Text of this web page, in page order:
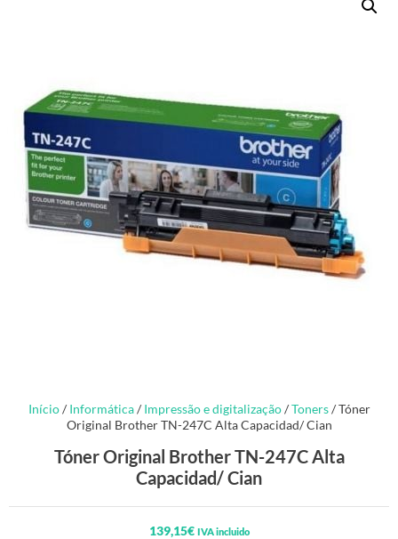
Início/ Informática/ Impressão e digitalização/Toners/ Tóner
Original Brother TN-247C Alta Capacidad/ Cian
Tóner Original Brother TN-247C Alta
Capacidad/ Cian
139,15€ IVA incluido